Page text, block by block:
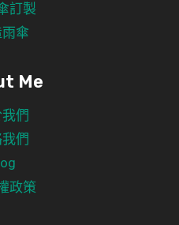
訂製
傘
Me
們
們
政策